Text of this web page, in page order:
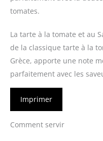
tomates.
La tarte à la tomate et au
de la classique tarte à la
Grèce, apporte une note
parfaitement avec les
Imprimer
Comment servir